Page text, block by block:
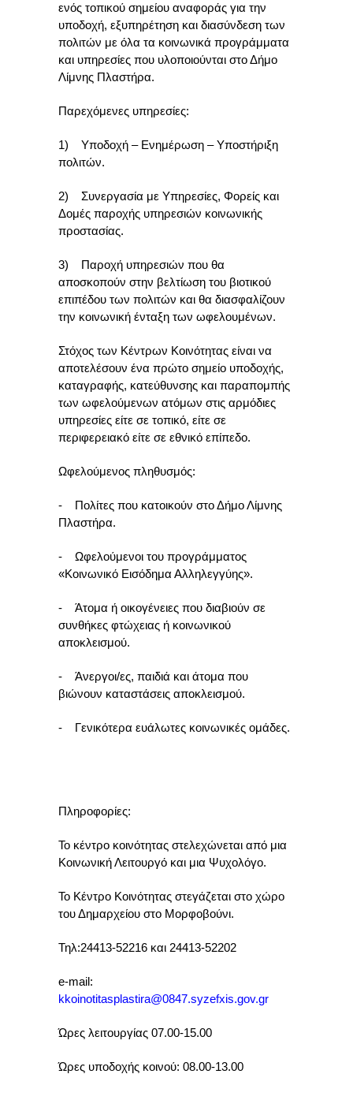
ενός τοπικού σημείου αναφοράς για την
υποδοχή, εξυπηρέτηση και διασύνδεση των
πολιτών με όλα τα κοινωνικά προγράμματα
και υπηρεσίες που υλοποιούνται στο Δήμο
Λίμνης Πλαστήρα.
Παρεχόμενες υπηρεσίες:
1) Υποδοχή – Ενημέρωση – Υποστήριξη
πολιτών.
2) Συνεργασία με Υπηρεσίες, Φορείς και
Δομές παροχής υπηρεσιών κοινωνικής
προστασίας.
3) Παροχή υπηρεσιών που θα
αποσκοπούν στην βελτίωση του βιοτικού
επιπέδου των πολιτών και θα διασφαλίζουν
την κοινωνική ένταξη των ωφελουμένων.
Στόχος των Κέντρων Κοινότητας είναι να
αποτελέσουν ένα πρώτο σημείο υποδοχής,
καταγραφής, κατεύθυνσης και παραπομπής
των ωφελούμενων ατόμων στις αρμόδιες
υπηρεσίες είτε σε τοπικό, είτε σε
περιφερειακό είτε σε εθνικό επίπεδο.
Ωφελούμενος πληθυσμός:
- Πολίτες που κατοικούν στο Δήμο Λίμνης
Πλαστήρα.
- Ωφελούμενοι του προγράμματος
«Κοινωνικό Εισόδημα Αλληλεγγύης».
- Άτομα ή οικογένειες που διαβιούν σε
συνθήκες φτώχειας ή κοινωνικού
αποκλεισμού.
- Άνεργοι/ες, παιδιά και άτομα που
βιώνουν καταστάσεις αποκλεισμού.
- Γενικότερα ευάλωτες κοινωνικές ομάδες.
Πληροφορίες:
Το κέντρο κοινότητας στελεχώνεται από μια
Κοινωνική Λειτουργό και μια Ψυχολόγο.
Το Κέντρο Κοινότητας στεγάζεται στο χώρο
του Δημαρχείου στο Μορφοβούνι.
Τηλ:24413-52216 και 24413-52202
e-mail:
kkoinotitasplastira@0847.syzefxis.gov.gr
Ώρες λειτουργίας 07.00-15.00
Ώρες υποδοχής κοινού: 08.00-13.00